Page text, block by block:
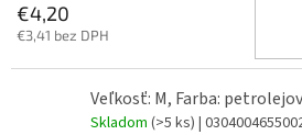
€4,20
€3,41 bez DPH
Veľkosť: M, Farba:
Skladom (>5 ks) |